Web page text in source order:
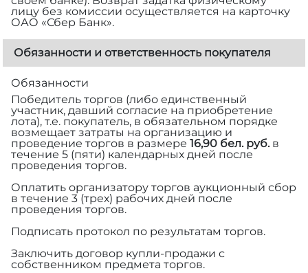
лицу без комиссии осуществляется на карточку
ОАО «Сбер Банк».
Обязанности и ответственность покупателя
Обязанности
Победитель торгов (либо единственный
участник, давший согласие на приобретение
лота), т.е. покупатель, в обязательном порядке
возмещает затраты на организацию и
проведение торгов в размере 16,90 бел. руб.в
течение 5 (пяти) календарных дней после
проведения торгов.
Оплатить организатору торгов аукционный сбор
в течение 3 (трех) рабочих дней после
проведения торгов.
Подписать протокол по результатам торгов.
Заключить договор купли-продажи с
собственником предмета торгов.